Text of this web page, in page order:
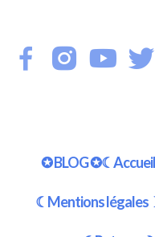
✪ BLOG ✪
☾Mentions